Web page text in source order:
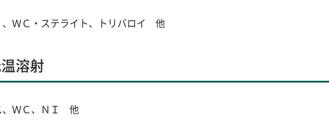
、ＷＣ・ステライト、トリバロイ 他
溶射
、ＷＣ、ＮＩ 他